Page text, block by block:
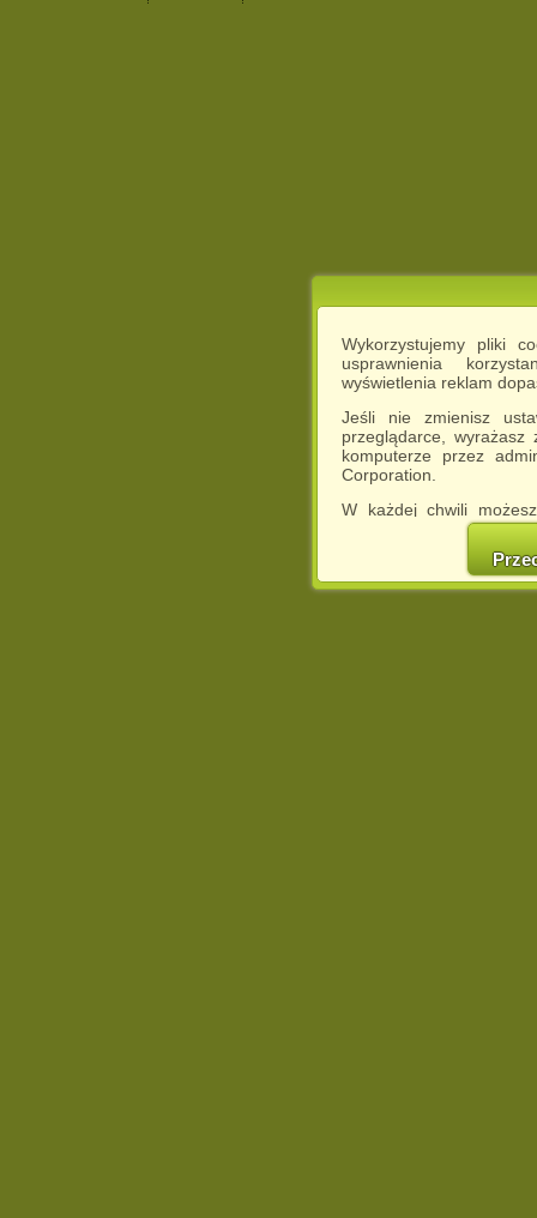
Wykorzystujemy pliki
usprawnienia
wyświetlenia reklam
Jeśli nie zmienisz
przeglądarce,
komputerze przez
Corporation.
W każdej chwili
cookies w swojej
w naszej
http://chomikuj.pl/